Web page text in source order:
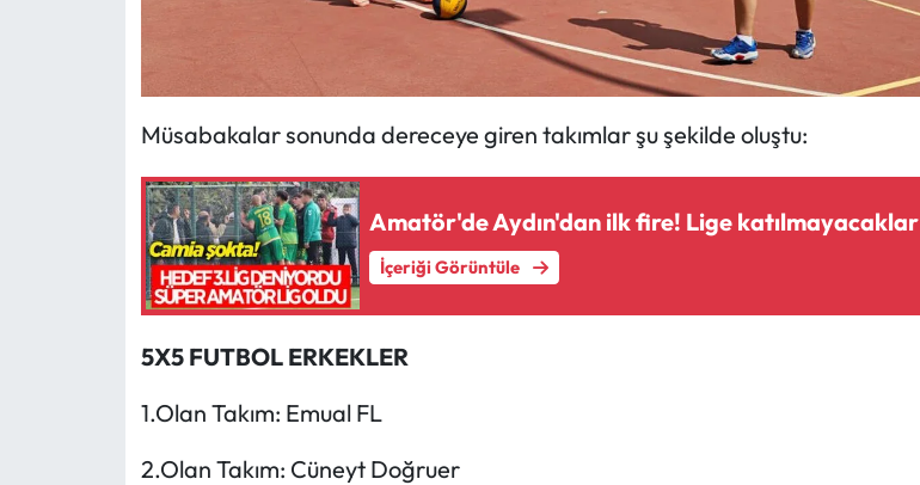
Müsabakalar sonunda dereceye giren takımlar şu şekilde oluştu:
Amatör'de Aydın'dan ilk fire! Lige katılmayacaklar
İçeriği Görüntüle
5X5 FUTBOL ERKEKLER
1.Olan Takım: Emual FL
2.Olan Takım: Cüneyt Doğruer